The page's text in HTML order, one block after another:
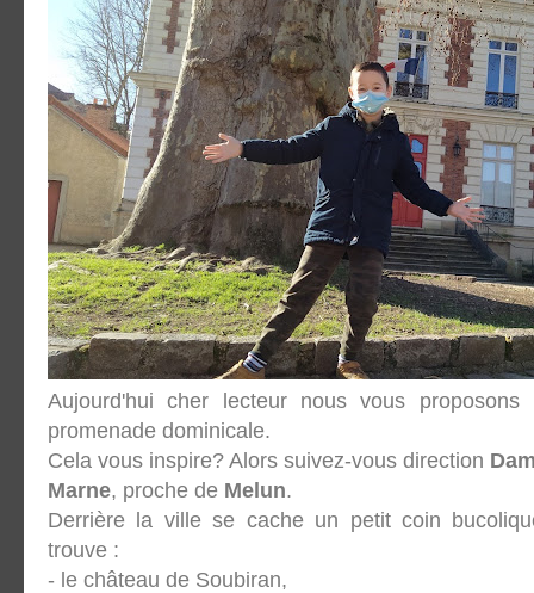
Aujourd'hui cher lecteur nous vous
promenade dominicale.
Cela vous inspire? Alors suivez-vous direction
Marne, proche de Melun.
Derrière la ville se cache un petit coin
trouve :
- le château de Soubiran,